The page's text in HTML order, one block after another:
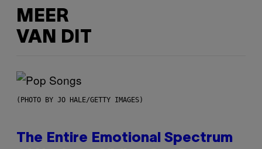
MEER
VAN DIT
(PHOTO BY JO HALE/GETTY IMAGES)
The Entire Emotional Spectrum